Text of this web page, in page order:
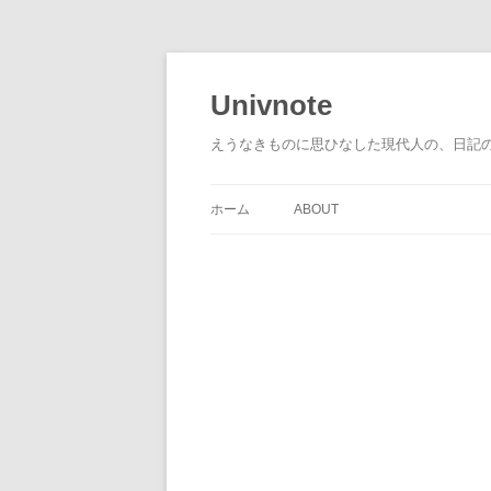
ン
ツ
へ
ス
Univnote
えうなきものに思ひなした現代人の、日記
ホーム ABOUT